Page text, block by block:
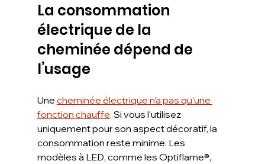
La consommation
électrique de la
cheminée dépend de
l’usage
Une cheminée électrique n’a pas qu’une
fonction chauffe. Si vous l’utilisez
uniquement pour son aspect décoratif, la
consommation reste minime. Les
modèles à LED, comme les Optiflame®,